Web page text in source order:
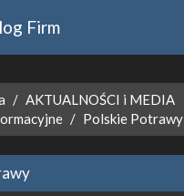
Firm
AKTUALNOŚCI i MEDIA
Polskie Potrawy